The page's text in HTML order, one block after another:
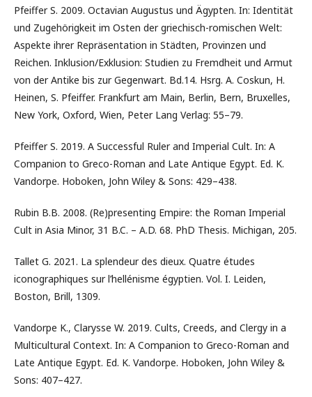
Pfeiffer S. 2009. Octavian Augustus und Ägypten. In: Identität
und Zugehörigkeit im Osten der griechisch-romischen Welt:
Aspekte ihrer Repräsentation in Städten, Provinzen und
Reichen. Inklusion/Exklusion: Studien zu Fremdheit und Armut
von der Antike bis zur Gegenwart. Bd.14. Hsrg. A. Coskun, H.
Heinen, S. Pfeiffer. Frankfurt am Main, Berlin, Bern, Bruxelles,
New York, Oxford, Wien, Peter Lang Verlag: 55–79.
Pfeiffer S. 2019. A Successful Ruler and Imperial Cult. In: A
Companion to Greco-Roman and Late Antique Egypt. Ed. K.
Vandorpe. Hoboken, John Wiley & Sons: 429–438.
Rubin B.B. 2008. (Re)presenting Empire: the Roman Imperial
Cult in Asia Minor, 31 B.C. – A.D. 68. PhD Thesis. Michigan, 205.
Tallet G. 2021. La splendeur des dieux. Quatre études
iconographiques sur l’hellénisme égyptien. Vol. I. Leiden,
Boston, Brill, 1309.
Vandorpe K., Clarysse W. 2019. Cults, Creeds, and Clergy in a
Multicultural Context. In: A Companion to Greco-Roman and
Late Antique Egypt. Ed. K. Vandorpe. Hoboken, John Wiley &
Sons: 407–427.